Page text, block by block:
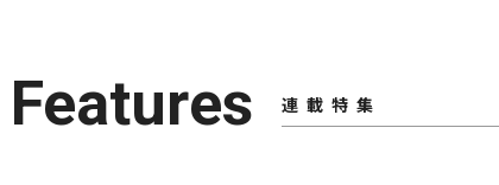
連載特集